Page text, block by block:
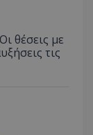
θέσεις με
τις